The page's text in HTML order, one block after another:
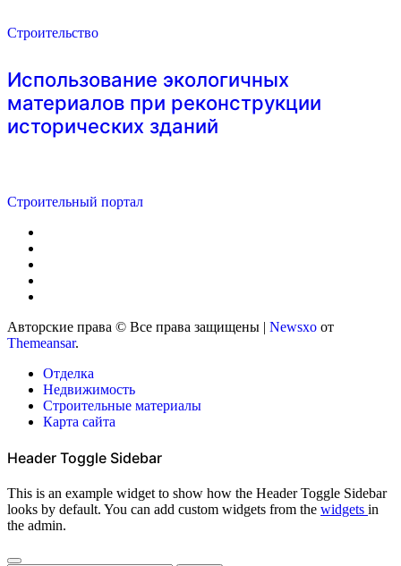
Строительство
Использование экологичных
материалов при реконструкции
исторических зданий
Строительный портал
Авторские права © Все права защищены | Newsxo от
Themeansar.
Отделка
Недвижимость
Строительные материалы
Карта сайта
Header Toggle Sidebar
This is an example widget to show how the Header Toggle Sidebar
looks by default. You can add custom widgets from the widgets in
the admin.